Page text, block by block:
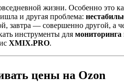
жизни. Особенно это
и другая проблема:
завтра — совершенно другой, а
инструменты для мониторинга
XMIX.PRO.
цены на Ozon